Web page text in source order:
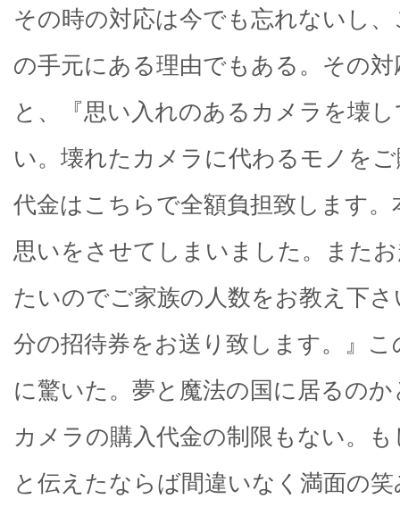
その時の対応は今でも忘れないし
の手元にある理由でもある。その
と、『思い入れのあるカメラを壊
い。壊れたカメラに代わるモノを
代金はこちらで全額負担致します
思いをさせてしまいました。また
たいのでご家族の人数をお教え下
分の招待券をお送り致します。』
に驚いた。夢と魔法の国に居るの
カメラの購入代金の制限もない。
と伝えたならば間違いなく満面の